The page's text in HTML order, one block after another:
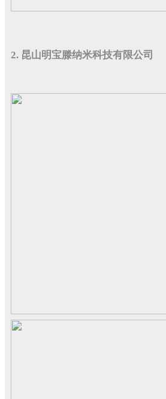
2. 昆山明宝滕纳米科技有限公司